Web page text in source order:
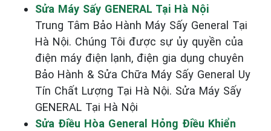
Sửa Máy Sấy GENERAL Tại Hà Nội
Trung Tâm Bảo Hành Máy Sấy General Tại
Hà Nội. Chúng Tôi được sự ủy quyền của
điện máy điện lạnh, điện gia dụng chuyên
Bảo Hành & Sửa Chữa Máy Sấy General Uy
Tín Chất Lượng Tại Hà Nội. Sửa Máy Sấy
GENERAL Tại Hà Nội
Sửa Điều Hòa General Hỏng Điều Khiển